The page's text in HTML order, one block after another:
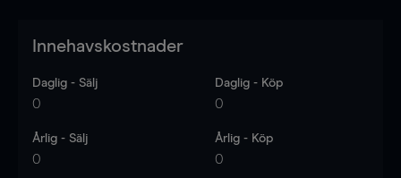
Innehavskostnader
Daglig - Sälj
0
Daglig - Köp
0
Årlig - Sälj
0
Årlig - Köp
0